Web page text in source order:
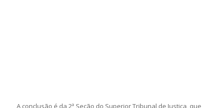
A conclusão é da 2ª Seção do Superior Tribunal de Justiça, que